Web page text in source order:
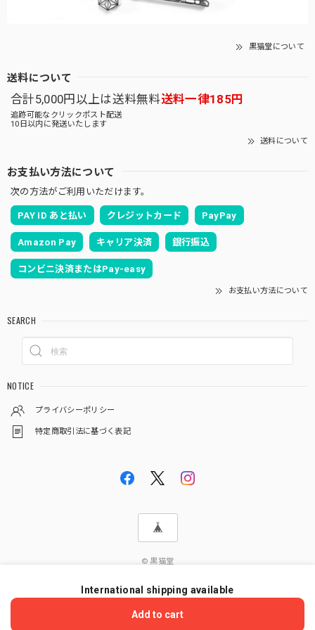
黒猫堂について
送料について
合計5,000円以上は送料無料送料一律185円
追跡可能なクリックポスト配送
10日以内に発送いたします
送料について
お支払い方法について
次の方法がご利用いただけます。
PAY ID あと払い クレジットカード PayPay
Amazon Pay キャリア決済 銀行振込
コンビニ決済またはPay-easy
お支払い方法について
SEARCH
NOTICE
プライバシーポリシー
特定商取引法に基づく表記
© 黒猫堂
International shipping available
Add to cart
ショップに質問する